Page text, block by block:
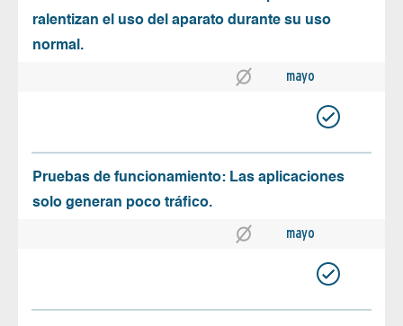
ralentizan el uso del aparato durante su uso
normal.
mayo
Pruebas de funcionamiento: Las aplicaciones
solo generan poco tráfico.
mayo